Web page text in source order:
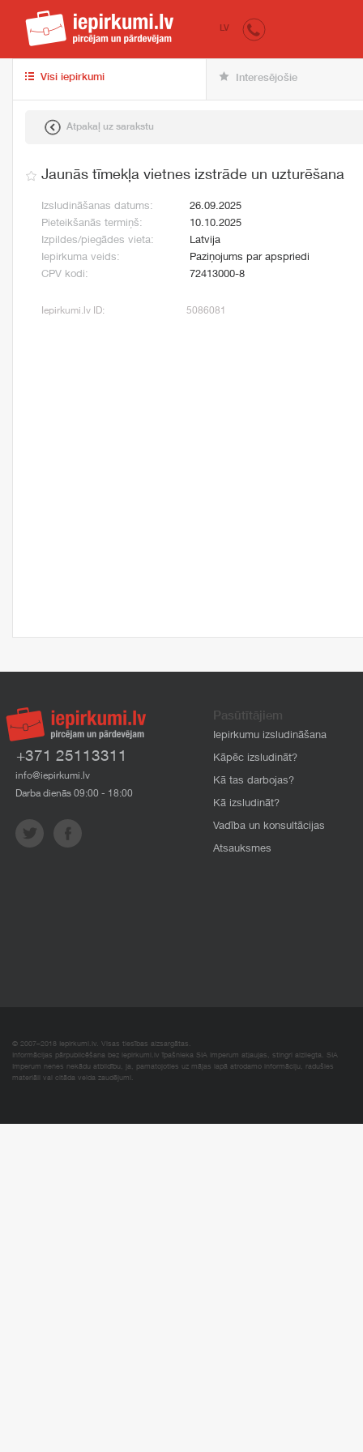
iepirkumi.lv
LV
Visi iepirkumi Interesējošie
Atpakaļ uz sarakstu
Jaunās tīmekļa vietnes izstrāde un uzturēšana
Izsludināšanas datums:
26.09.2025
Pieteikšanās termiņš:
10.10.2025
Izpildes/piegādes vieta:
Latvija
Iepirkuma veids:
Paziņojums par apspriedi
CPV kodi:
72413000-8
Iepirkumi.lv ID: 5086081
+371 25113311
info@iepirkumi.lv
Darba dienās 09:00 - 18:00
Pasūtītājiem
Iepirkumu izsludināšana
Kāpēc izsludināt?
Kā tas darbojas?
Kā izsludināt?
Vadība un konsultācijas
Atsauksmes
© 2007–2018 Iepirkumi.lv. Visas tiesības aizsargātas.
Informācijas pārpublicēšana bez iepirkumi.lv īpašnieka SIA Imperum atļaujas, stingri aizliegta. SIA
Imperum nenes nekādu atbildību, ja, pamatojoties uz mājas lapā atrodamo informāciju, radušies
materiāli vai citāda veida zaudējumi.